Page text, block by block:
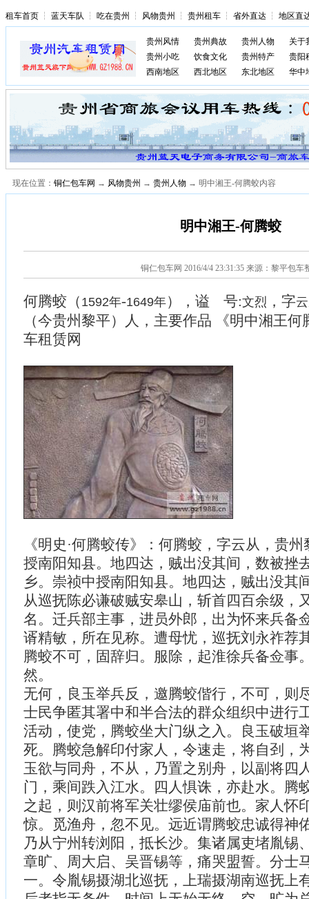
租车首页 ┆ 蓝天车队 ┆ 吃在贵州 ┆ 风物贵州 ┆ 贵州租车 ┆ 省外直达 ┆ 地区直
贵州风情 贵州典故 贵州人物
关于
贵州小吃
饮食文化 贵州特产
贵阳
西南地区
西北地区 东北地区 华中
现在位置： 铜仁包车网 → 风物贵州 → 贵州人物 → 明中湘王-何腾蛟内容
明中湘王-何腾蛟
铜仁包车网 2016/4/4 23:31:35 来源：黎平包车
何腾蛟（ 1592年-1649年），谥 号:文烈 ，字
（今贵州黎平）人，主要作品 《明中湘王
车租赁网
《明史·何腾蛟传》：何腾蛟，字云从，贵
授南阳知县。地四达，贼出没其间，数被挫
乡。崇祯中授南阳知县。地四达，贼出没其
从巡抚陈必谦破贼安皋山，斩首四百余级，
名。迁兵部主事，进员外郎，出为怀来兵备
谞精敏，所在见称。遭母忧，巡抚刘永祚荐
腾蛟不可，固辞归。服除，起淮徐兵备佥事
然。
无何，良玉举兵反，邀腾蛟偕行，不可，则
士民争匿其署中和半合法的群众组织中进行
活动，使党，腾蛟坐大门纵之入。良玉破垣
死。腾蛟急解印付家人，令速走，将自刭，
玉欲与同舟，不从，乃置之别舟，以副将四
门，乘间跌入江水。四人惧诛，亦赴水。腾
之起，则汉前将军关壮缪侯庙前也。家人怀
惊。觅渔舟，忽不见。远近谓腾蛟忠诚得神
乃从宁州转浏阳，抵长沙。集诸属吏堵胤锡
章旷、周大启、吴晋锡等，痛哭盟誓。分士
一。令胤锡摄湖北巡抚，上瑞摄湖南巡抚上